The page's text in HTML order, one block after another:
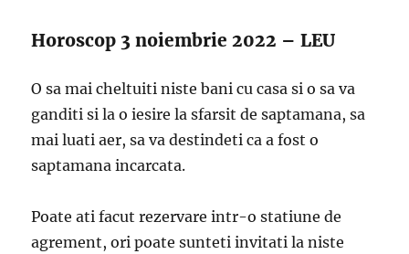
Horoscop 3 noiembrie 2022 – LEU
O sa mai cheltuiti niste bani cu casa si o sa va
ganditi si la o iesire la sfarsit de saptamana, sa
mai luati aer, sa va destindeti ca a fost o
saptamana incarcata.
Poate ati facut rezervare intr-o statiune de
agrement, ori poate sunteti invitati la niste